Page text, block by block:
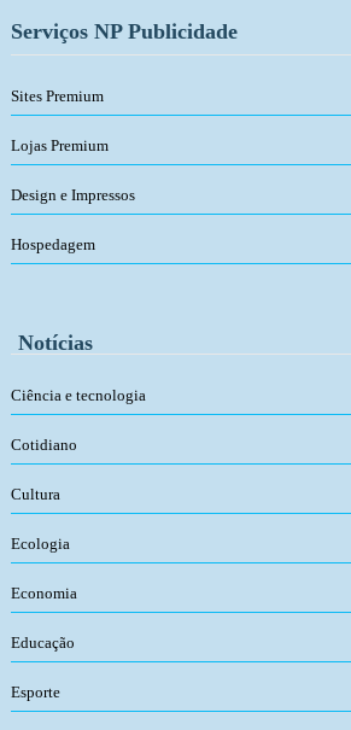
Serviços NP Publicidade
Sites Premium
Lojas Premium
Design e Impressos
Hospedagem
Notícias
Ciência e tecnologia
Cotidiano
Cultura
Ecologia
Economia
Educação
Esporte